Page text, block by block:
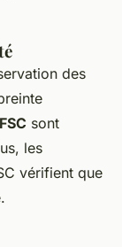
des
sont
les
vérifient que